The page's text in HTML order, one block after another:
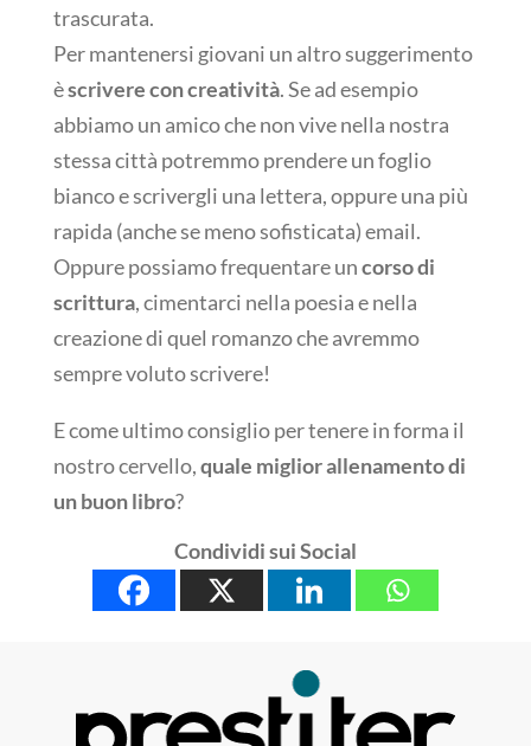
trascurata.
Per mantenersi giovani un altro suggerimento
èscrivere con creatività. Se ad esempio
abbiamo un amico che non vive nella nostra
stessa città potremmo prendere un foglio
bianco e scrivergli una lettera, oppure una più
rapida (anche se meno sofisticata) email.
Oppure possiamo frequentare uncorso di
scrittura, cimentarci nella poesia e nella
creazione di quel romanzo che avremmo
sempre voluto scrivere!
E come ultimo consiglio per tenere in forma il
nostro cervello,quale miglior allenamento di
un buon libro?
Condividi sui Social